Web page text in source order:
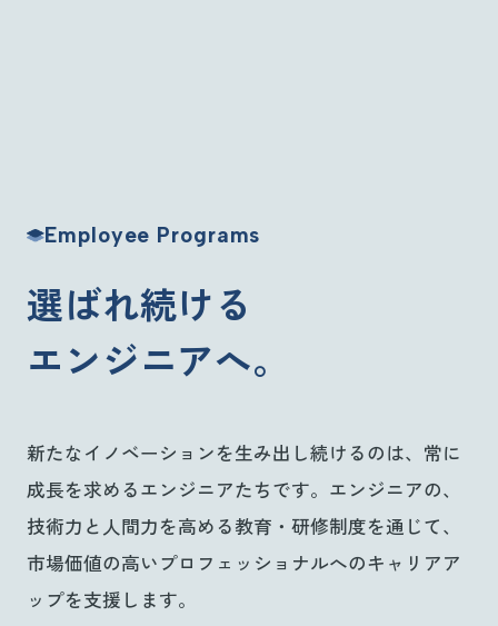
Employee Programs
選ばれ続ける
エンジニアへ。
新たなイノベーションを生み出し続けるのは、常に
成長を求めるエンジニアたちです。エンジニアの、
技術力と人間力を高める教育・研修制度を通じて、
市場価値の高いプロフェッショナルへのキャリアア
ップを支援します。